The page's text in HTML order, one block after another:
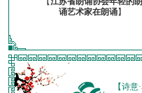
诵艺术家在朗诵】
【诗